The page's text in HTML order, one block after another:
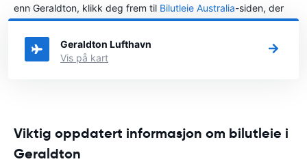
enn Geraldton, klikk deg frem til Bilutleie Australia-siden, der
du kan velge byen i Australia der du vil leie en bil.
Geraldton Lufthavn
Vis på kart
Viktig oppdatert informasjon om bilutleie i
Geraldton